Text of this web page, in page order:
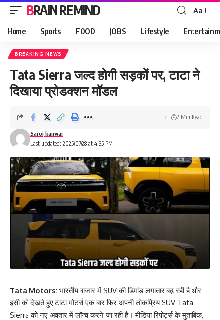
BRAIN REMIND
Font
Resizer
Aa
Home Sports FOOD JOBS Lifestyle
BREAKING NEWS
Tata Sierra जल्द होगी सड़कों पर, टाटा ने
दिखाया प्रोडक्शन मॉडल
Last updated: 2025/07/28 at 4:35 PM
Saroj kanwar
2 Min Read
Tata Motors: भारतीय बाजार में SUV की डिमांड लगातार बढ़ रही है और
इसी को देखते हुए टाटा मोटर्स एक बार फिर अपनी लोकप्रिय SUV Tata
Sierra को नए अवतार में लॉन्च करने जा रही है। मीडिया रिपोर्ट्स के मुताबिक,